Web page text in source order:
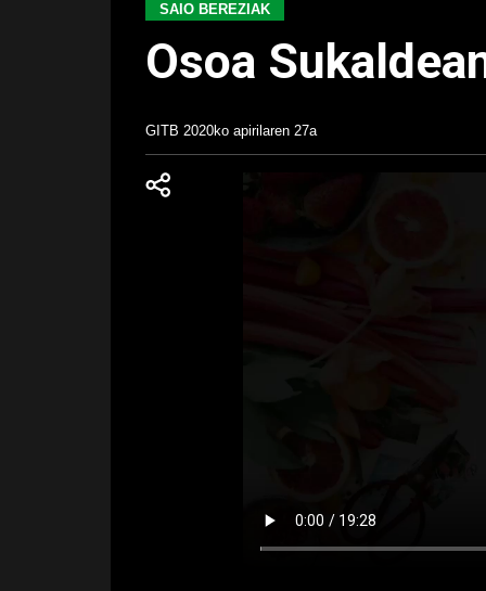
SAIO BEREZIAK
Osoa
GITB 2020ko apirilaren 27a